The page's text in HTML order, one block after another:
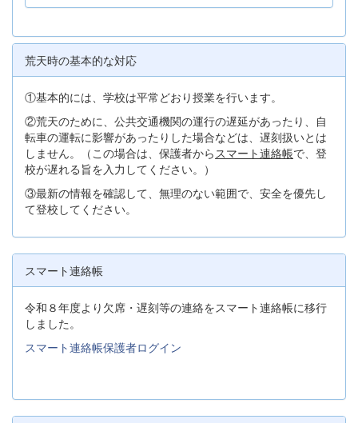
荒天時の基本的な対応
①基本的には、学校は平常どおり授業を行います。
②荒天のために、公共交通機関の運行の遅延があったり、自
転車の運転に影響があったりした場合などは、遅刻扱いとは
しません。（この場合は、保護者から スマート連絡帳で、登
校が遅れる旨を入力してください。）
③最新の情報を確認して、無理のない範囲で、安全を優先し
て登校してください。
スマート連絡帳
令和８年度より欠席・遅刻等の連絡をスマート連絡帳に移行
しました。
スマート連絡帳保護者ログイン